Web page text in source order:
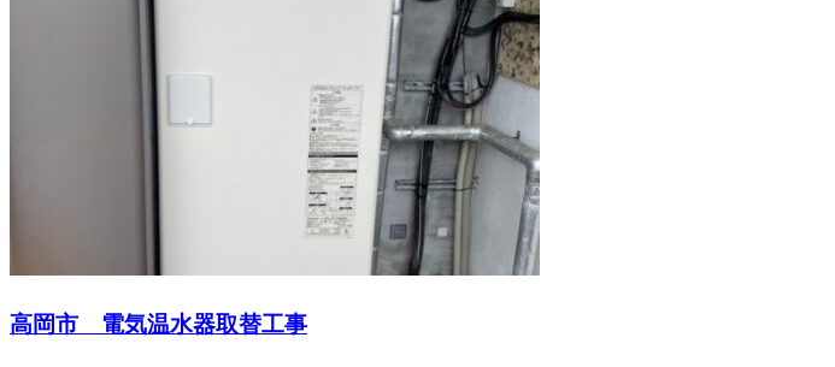
高岡市 電気温水器取替工事